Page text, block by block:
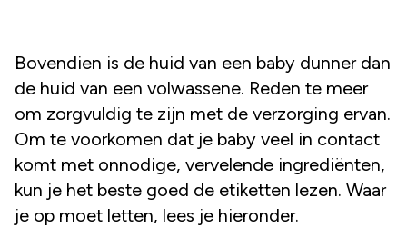
Bovendien is de huid van een baby dunner dan
de huid van een volwassene. Reden te meer
om zorgvuldig te zijn met de verzorging ervan.
Om te voorkomen dat je baby veel in contact
komt met onnodige, vervelende ingrediënten,
kun je het beste goed de etiketten lezen. Waar
je op moet letten, lees je hieronder.